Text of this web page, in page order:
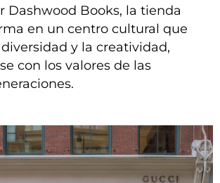
Dashwood Books, la tienda
en un centro cultural que
y la creatividad,
con los valores de las